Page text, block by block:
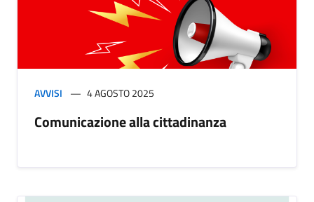
AVVISI 4 AGOSTO 2025
Comunicazione alla cittadinanza